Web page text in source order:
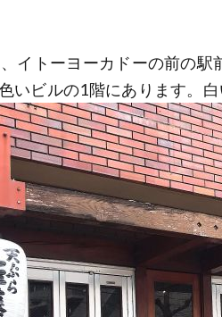
イトーヨーカドーの前の
いビルの1階にあります。